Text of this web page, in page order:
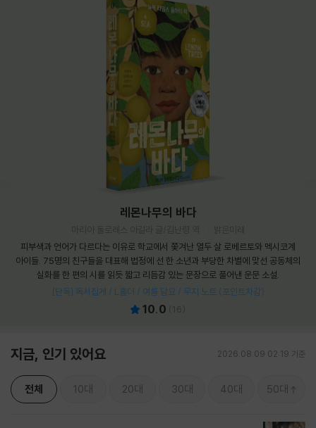
레몬나무의 바다
피부색과 언어가 다르다는 이유로 학교에서 쫓겨난 열두 살 로베르토와 멕시코계
아이들. 75명의 친구들을 대표해 법정에 선 한 소년과 부당한 차별에 맞선 공동체의
실화를 한 편의 시를 읽듯 짧고 리듬감 있는 문장으로 풀어낸 운문 소설.
[단독] 독서집게 / L홀더 / 여름 담요 / 무지 노트 (포인트차감)
10.0
지금, 인기 있어요 2026.08.09 02:19 기준
전체 10대 20대 30대 40대 50대